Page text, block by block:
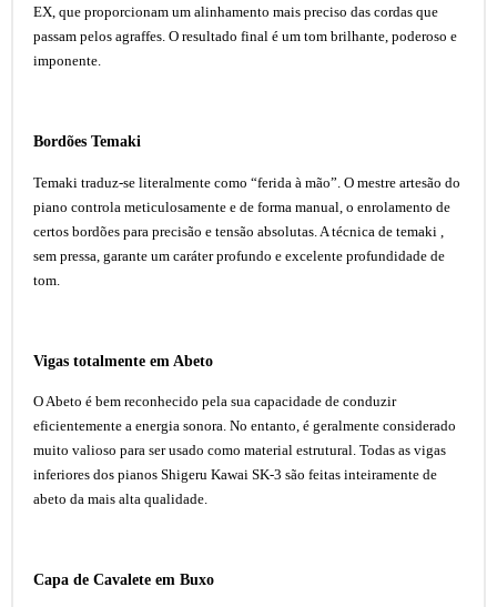
EX, que proporcionam um alinhamento mais preciso das cordas que
passam pelos agraffes. O resultado final é um tom brilhante, poderoso e
imponente.
Bordões Temaki
Temaki traduz-se literalmente como “ferida à mão”. O mestre artesão do
piano controla meticulosamente e de forma manual, o enrolamento de
certos bordões para precisão e tensão absolutas. A técnica de temaki ,
sem pressa, garante um caráter profundo e excelente profundidade de
tom.
Vigas totalmente em Abeto
O Abeto é bem reconhecido pela sua capacidade de conduzir
eficientemente a energia sonora. No entanto, é geralmente considerado
muito valioso para ser usado como material estrutural. Todas as vigas
inferiores dos pianos Shigeru Kawai SK-3 são feitas inteiramente de
abeto da mais alta qualidade.
Capa de Cavalete em Buxo